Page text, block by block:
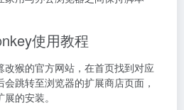
使用教程
改猴的官方网站，在首页找到对应
跳转至浏览器的扩展商店页面，
的安装。